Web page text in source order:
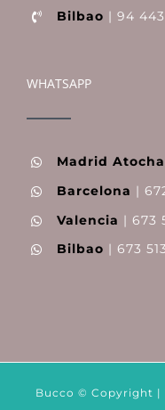
Bilbao | 94
WHATSAPP
Madrid Atocha
Barcelona |
Valencia | 673
Bilbao | 673
Bucco © Copyright |